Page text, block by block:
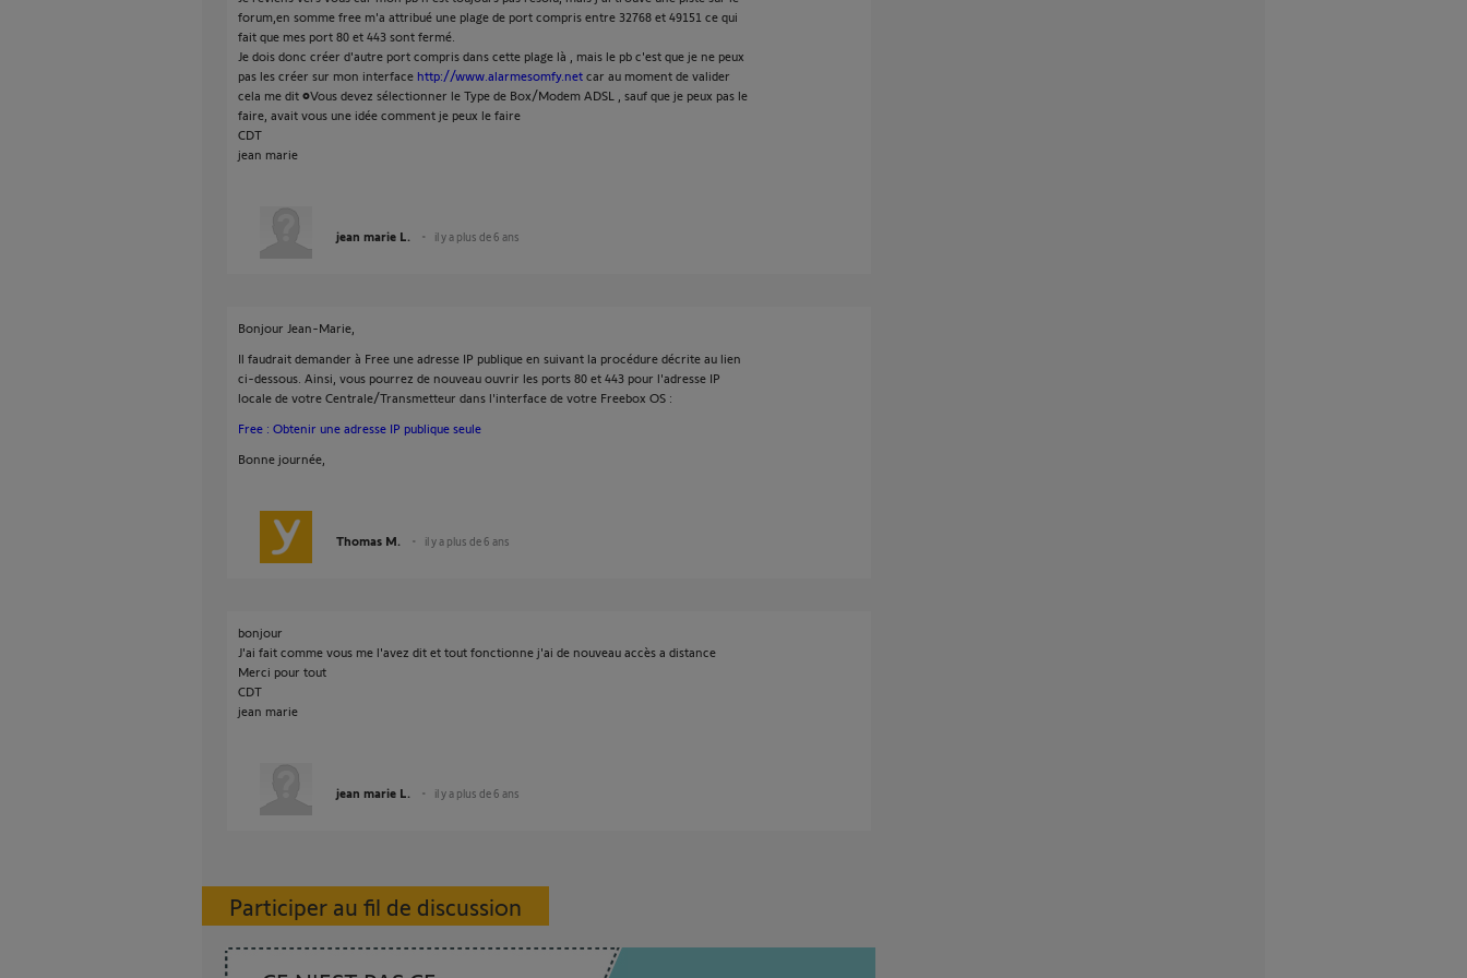
forum,en somme free m'a attribué une plage de port compris entre 32768 et 49151 ce qui
fait que mes port 80 et 443 sont fermé.
Je dois donc créer d'autre port compris dans cette plage là , mais le pb c'est que je ne peux
pas les créer sur mon interface http://www.alarmesomfy.net car au moment de valider
cela me dit •Vous devez sélectionner le Type de Box/Modem ADSL , sauf que je peux pas le
faire, avait vous une idée comment je peux le faire
CDT
jean marie
jean marie L. il y a plus de 6 ans
Bonjour Jean-Marie,
Il faudrait demander à Free une adresse IP publique en suivant la procédure décrite au lien
ci-dessous. Ainsi, vous pourrez de nouveau ouvrir les ports 80 et 443 pour l'adresse IP
locale de votre Centrale/Transmetteur dans l'interface de votre Freebox OS :
Free : Obtenir une adresse IP publique seule
Bonne journée,
Thomas M. il y a plus de 6 ans
bonjour
J'ai fait comme vous me l'avez dit et tout fonctionne j'ai de nouveau accès a distance
Merci pour tout
CDT
jean marie
jean marie L. il y a plus de 6 ans
Participer au fil de discussion